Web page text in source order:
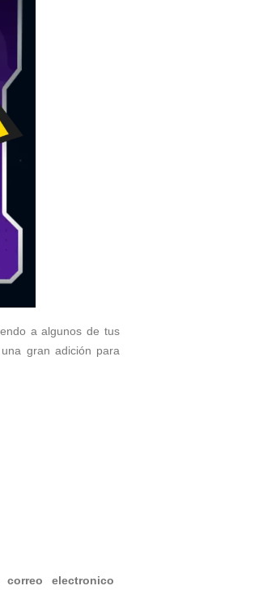
a algunos de tus
gran adición para
correo electronico